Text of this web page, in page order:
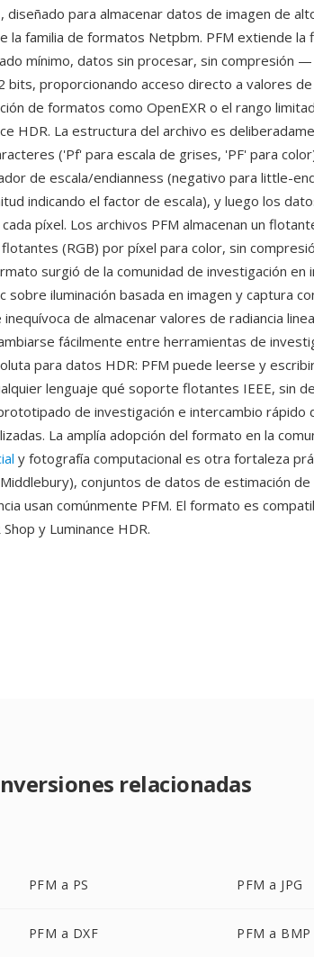
para almacenar datos de imagen de
la familia de formatos Netpbm. PFM extiende la
mínimo, datos sin procesar, sin compresión
bits, proporcionando acceso directo a valores
de formatos como OpenEXR o el rango
HDR. La estructura del archivo es
('Pf' para escala de grises, 'PF' para
de escala/endianness (negativo para little-
indicando el factor de escala), y luego los
píxel. Los archivos PFM almacenan un
(RGB) por píxel para color, sin
surgió de la comunidad de investigación en
iluminación basada en imagen y captura
de almacenar valores de radiancia
fácilmente entre herramientas de
para datos HDR: PFM puede leerse y
lenguaje qué soporte flotantes IEEE, sin
de investigación e intercambio rápido
La amplía adopción del formato en la
y fotografía computacional es otra fortaleza
conjuntos de datos de estimación
usan comúnmente PFM. El formato es
y Luminance HDR.
relacionadas
PFM a PS PFM a JPG
PFM a DXF PFM a BMP